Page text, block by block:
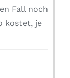
Fall noch
kostet, je